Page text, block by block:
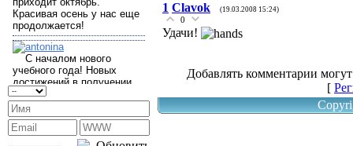
1 Clavok (19.03.2008 15:24)
0
Удачи!
Добавлять комментарии
[